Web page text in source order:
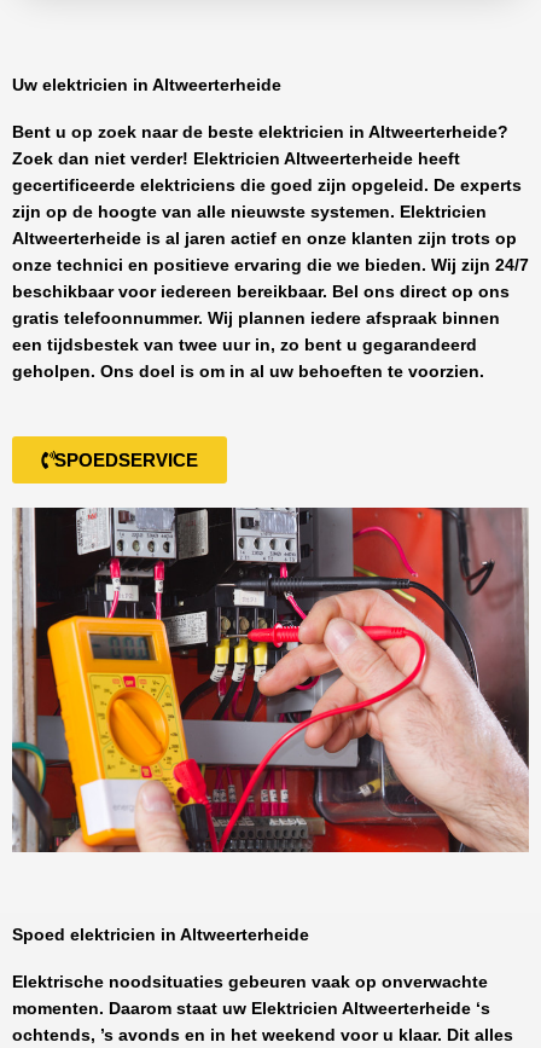
Uw elektricien in Altweerterheide
Bent u op zoek naar de beste elektricien in Altweerterheide?
Zoek dan niet verder! Elektricien Altweerterheide heeft
gecertificeerde elektriciens die goed zijn opgeleid. De experts
zijn op de hoogte van alle nieuwste systemen. Elektricien
Altweerterheide is al jaren actief en onze klanten zijn trots op
onze technici en positieve ervaring die we bieden. Wij zijn 24/7
beschikbaar voor iedereen bereikbaar. Bel ons direct op ons
gratis telefoonnummer. Wij plannen iedere afspraak binnen
een tijdsbestek van twee uur in, zo bent u gegarandeerd
geholpen. Ons doel is om in al uw behoeften te voorzien.
SPOEDSERVICE
Spoed elektricien in Altweerterheide
Elektrische noodsituaties gebeuren vaak op onverwachte
momenten. Daarom staat uw Elektricien Altweerterheide ‘s
ochtends, ’s avonds en in het weekend voor u klaar. Dit alles